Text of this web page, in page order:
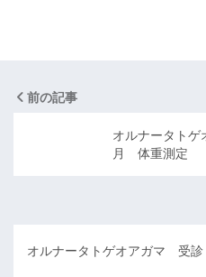
前の記事
オルナータト
月 体重測定
オルナータトゲオアガマ 受診